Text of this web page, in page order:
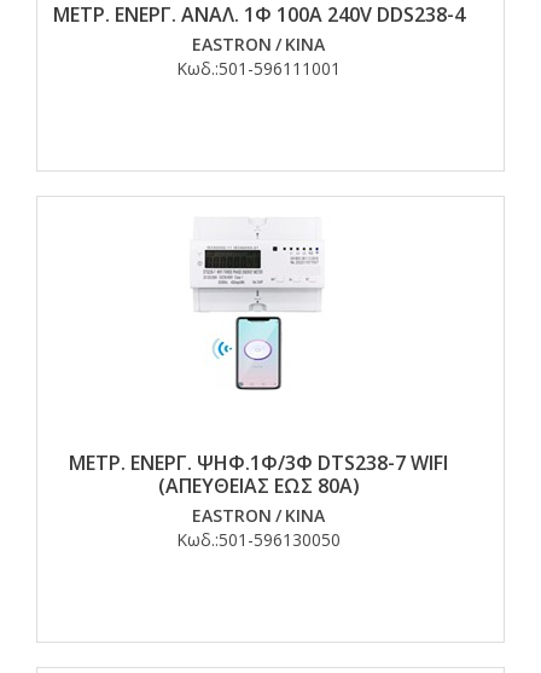
ΜΕΤΡ. ΕΝΕΡΓ. ΑΝΑΛ. 1Φ 100Α 240V DDS238-4
EASTRON / ΚΙΝΑ
Κωδ.:501-596111001
ΜΕΤΡ. ΕΝΕΡΓ. ΨΗΦ.1Φ/3Φ DTS238-7 WIFI
(ΑΠΕΥΘΕΙΑΣ ΕΩΣ 80Α)
EASTRON / ΚΙΝΑ
Κωδ.:501-596130050